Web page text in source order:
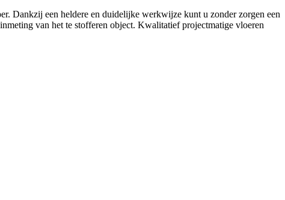
Dankzij een heldere en duidelijke werkwijze kunt u zonder zorgen een
van het te stofferen object. Kwalitatief projectmatige vloeren